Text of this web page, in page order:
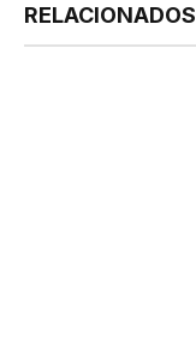
RELACIONADOS